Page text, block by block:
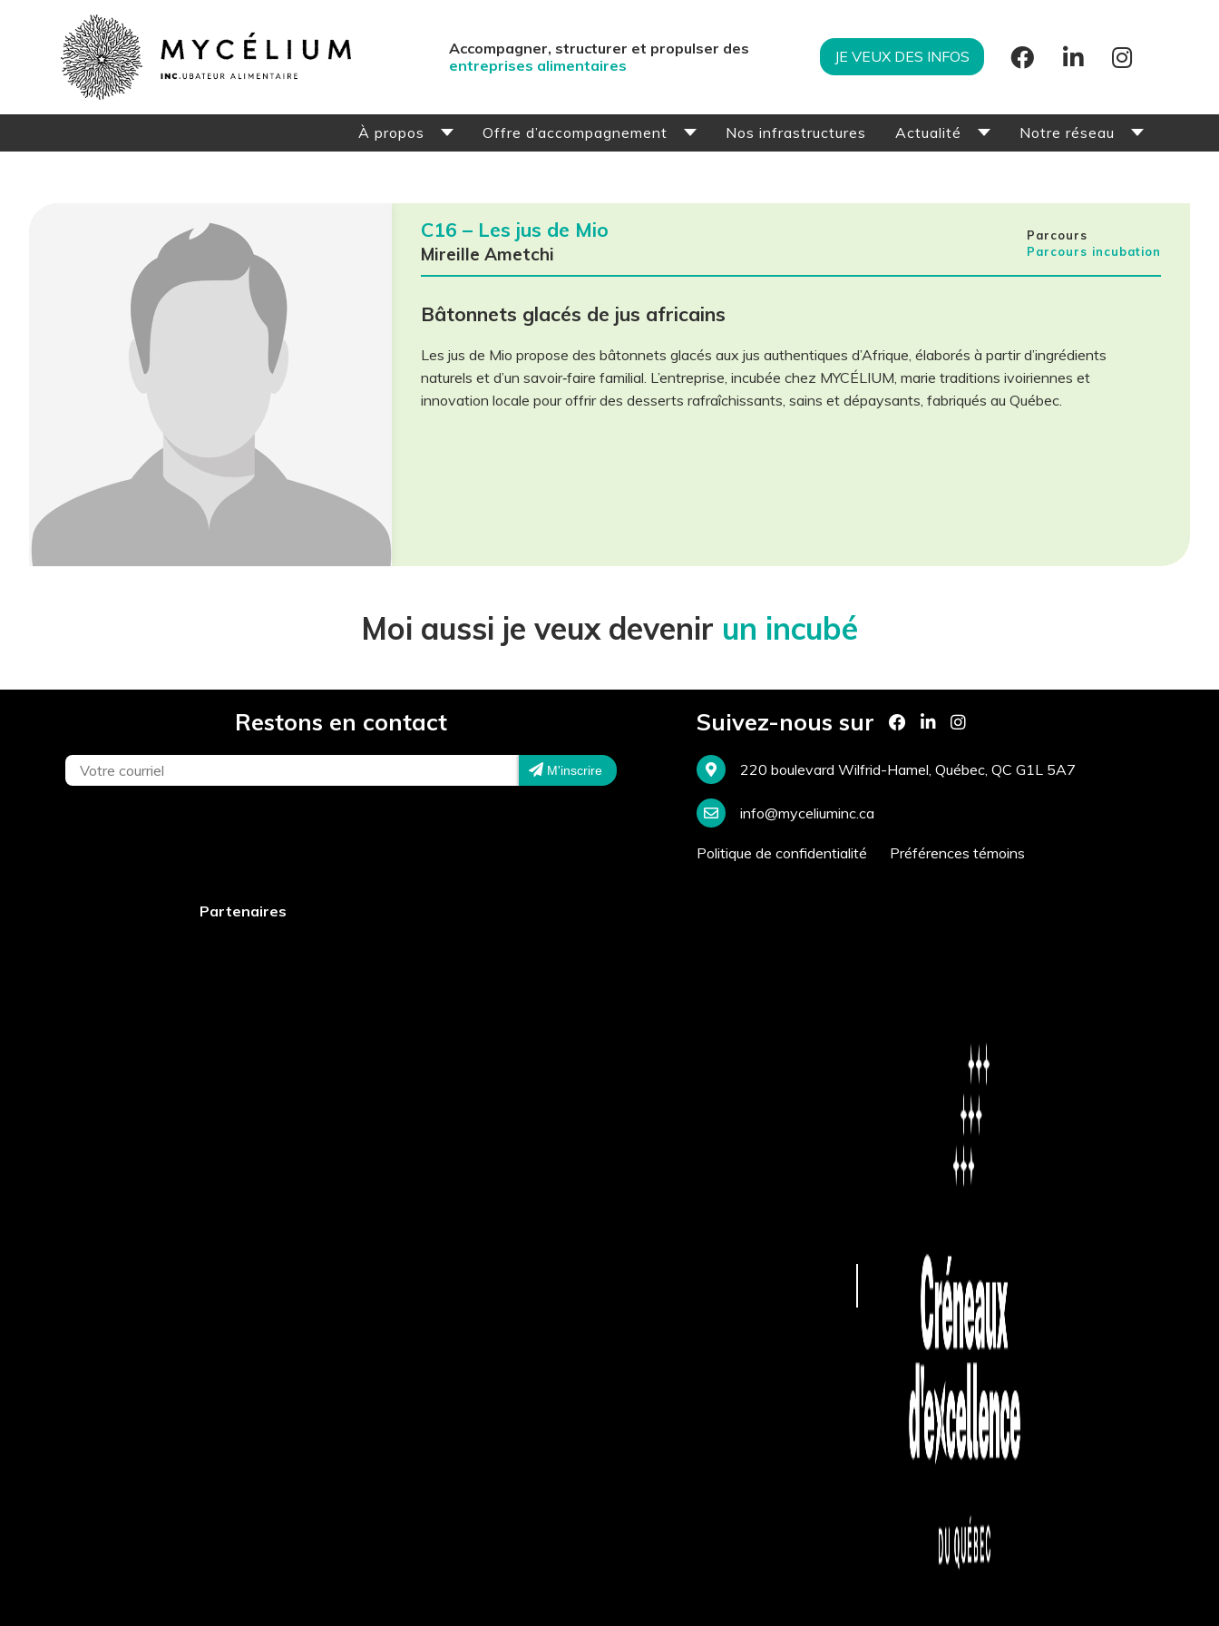
Accompagner, structurer et propulser des
entreprises alimentaires
JE VEUX DES INFOS
À propos
Créneau Aliments Santé
Notre équipe
Offre d’accompagnement
Parcours Évolution
Parcours Entreprises d’impact
Nos infrastructures
Actualité
Les nouveautés
La revue de presse
Notre réseau
Cohortes précédentes
Partenaires & Experts
C16 – Les jus de Mio
Mireille Ametchi
Parcours
Parcours incubation
Bâtonnets glacés de jus africains
Les jus de Mio propose des bâtonnets glacés aux jus authentiques d’Afrique, élaborés à partir d’ingrédients
naturels et d’un savoir‑faire familial. L’entreprise, incubée chez MYCÉLIUM, marie traditions ivoiriennes et
innovation locale pour offrir des desserts rafraîchissants, sains et dépaysants, fabriqués au Québec.
Moi aussi je veux devenir un incubé
Restons en contact
M'inscrire
Suivez-nous sur
220 boulevard Wilfrid-Hamel, Québec, QC G1L 5A7
info@myceliuminc.ca
Politique de confidentialité Préférences témoins
Partenaires